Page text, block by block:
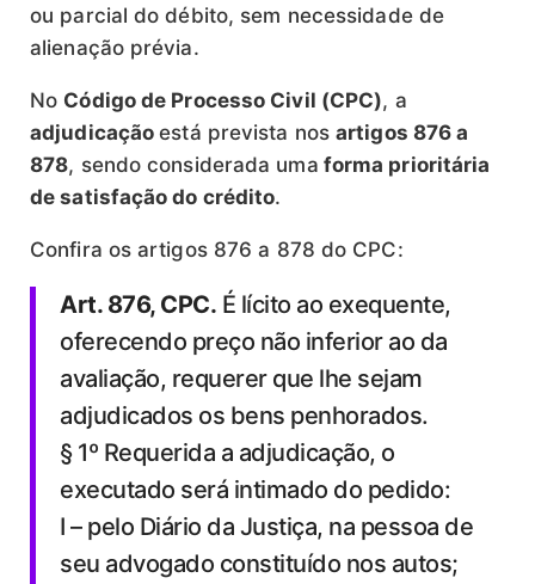
ou parcial do débito, sem necessidade de
alienação prévia.
No Código de Processo Civil (CPC), a
adjudicaçãoestá prevista nosartigos 876 a
878, sendo considerada uma forma prioritária
de satisfação do crédito.
Confira os artigos 876 a 878 do CPC:
Art. 876, CPC. É lícito ao exequente,
oferecendo preço não inferior ao da
avaliação, requerer que lhe sejam
adjudicados os bens penhorados.
§ 1º Requerida a adjudicação, o
executado será intimado do pedido:
I – pelo Diário da Justiça, na pessoa de
seu advogado constituído nos autos;